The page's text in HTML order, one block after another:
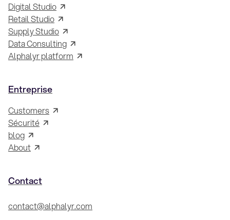
Digital Studio
Retail Studio
Supply Studio
Data Consulting
Alphalyr platform
Entreprise
Customers
Sécurité
blog
About
Contact
contact@alphalyr.com